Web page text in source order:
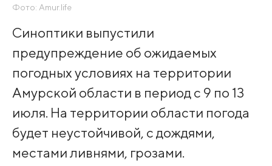
Фото: Amur.life
Синоптики выпустили
предупреждение об ожидаемых
погодных условиях на территории
Амурской области в период с 9 по 13
июля. На территории области погода
будет неустойчивой, с дождями,
местами ливнями, грозами.